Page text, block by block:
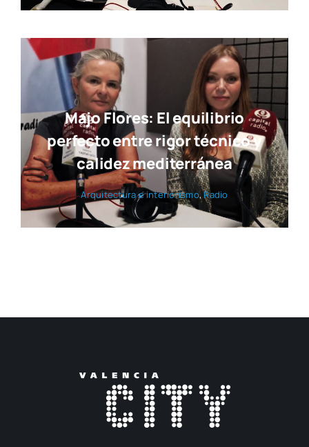
Majo Flores: El equilibrio
perfecto entre rigor técnico y
calidez mediterránea
Arqui­tec­tu­ra e inte­rio­ris­mo,Radio